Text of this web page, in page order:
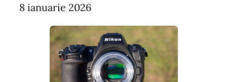
8 ianuarie 2026